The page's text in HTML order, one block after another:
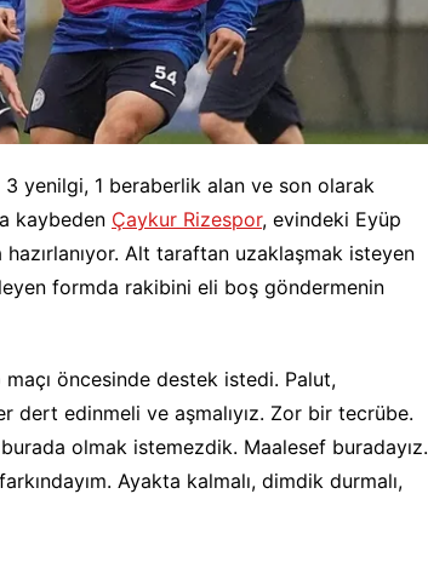
yenilgi, 1 beraberlik alan ve son olarak
kaybeden Çaykur Rizespor, evindeki Eyüp
Alt taraftan uzaklaşmak isteyen
formda rakibini eli boş göndermenin
öncesinde destek istedi. Palut,
dert edinmeli ve aşmalıyız. Zor bir tecrübe.
burada olmak istemezdik. Maalesef buradayız.
Ayakta kalmalı, dimdik durmalı,